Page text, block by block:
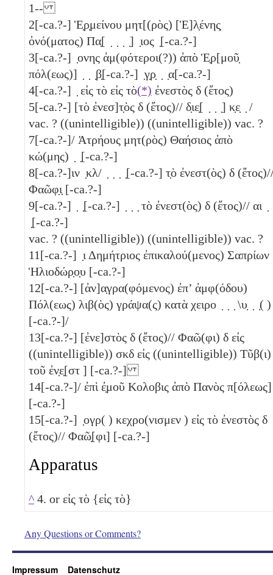
1--
2[-ca.?-] Ἑ̣ρ̣μείνου μητ[(ρὸς) [Ἑ]λ̣ένης̣
ὀνό(ματος) Πα̣[ ̣ ̣ ̣ ̣] ̣ιος ̣[-ca.?-]
3[-ca.?-] ̣ονης ἀμ(φότεροι(?)) ἀπὸ Ἑ̣ρ[μοῦ̣
πόλ(εως)] ̣ ̣ ̣β̣[-ca.?-] ̣γ̣ρ̣ ̣ ̣α[-ca.?-]
4[-ca.?-] ̣ εἰς τὸ εἰς τὸ(*) ἐνεστὸς δ (ἔτος)
5[-ca.?-] [τὸ ἐνεσ]τ̣ὸς δ (ἔτος)// δ̣ιε̣[ ̣ ̣ ̣] κ̣ε̣ ̣ /
vac. ? ((unintelligible)) ((unintelligible)) vac. ?
7[-ca.?-]/ Ἁτρήους μητ(ρὸς) Θαήσιος ἀπὸ
κώ(μης) ̣ ̣[-ca.?-]
8[-ca.?-]ιν ̣κλ/ ̣ ̣ ̣ ̣[-ca.?-] τ̣ὸ ἐνεστ(ὸς) δ
Φαῶφ̣ι̣ [-ca.?-]
9[-ca.?-] ̣ ̣[-ca.?-] ̣ ̣ ̣ τὸ ἐνεστ(ὸς) δ (ἔτος)// αι
̣[-ca.?-]
vac. ? ((unintelligible)) ((unintelligible)) vac. ?
11[-ca.?-] ̣ι Δημήτριος ἐπικαλού(μενος) Σαπρίων
Ἡλιοδώρ̣ο̣υ [-ca.?-]
12[-ca.?-] [ἀν]α̣γρα(φόμενος) ἐπ’ ἀμφ(όδου)
Πόλ(εως) λιβ(ὸς) γράψα(ς) κατὰ χειρο ̣ ̣ ̣ \υ̣ ̣ ̣( )
[-ca.?-]/
13[-ca.?-] [ἐνε]στὸς δ (ἔτος)// Φαῶ(φι) δ εἰς
((unintelligible)) σκδ εἰς ((unintelligible)) Τῦβ(ι)
τοῦ ἐν̣ε̣[στ ] [-ca.?-]
14[-ca.?-]/ ἐπὶ ἐ̣μοῦ Κολοβις ἀπὸ Πανὸς π[όλεως]
[-ca.?-]
15[-ca.?-] ̣ογρ( ) κεχρο(νισμεν ) εἰς τὸ ἐνεστὸς δ
(ἔτος)// Φαῶ̣[φι] [-ca.?-]
Apparatus
^ 4. or εἰς τὸ {εἰς τὸ}
Any Questions or Comments?
Impressum Datenschutz